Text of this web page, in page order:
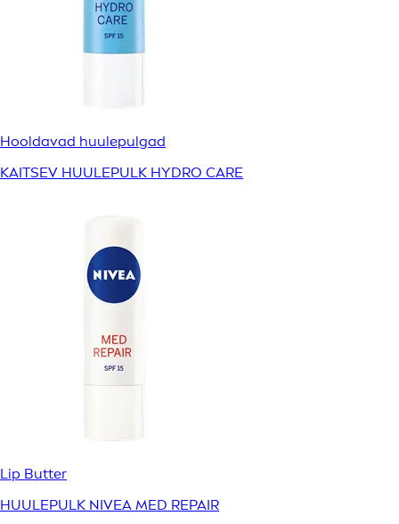
Hooldavad huulepulgad
KAITSEV HUULEPULK HYDRO CARE
Lip Butter
HUULEPULK NIVEA MED REPAIR